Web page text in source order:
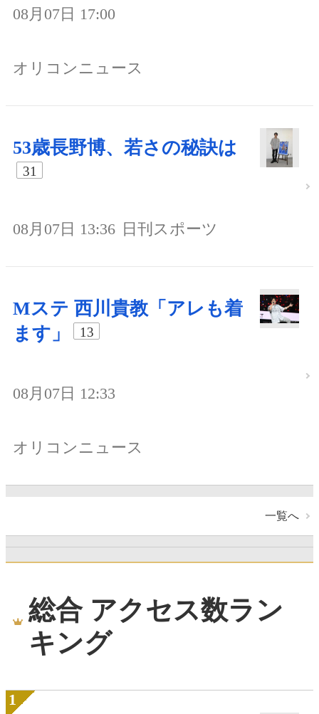
08月07日 17:00
オリコンニュース
53歳長野博、若さの秘訣は
31
08月07日 13:36 日刊スポーツ
Mステ 西川貴教「アレも着
ます」
13
08月07日 12:33
オリコンニュース
一覧へ
総合 アクセス数ラン
キング